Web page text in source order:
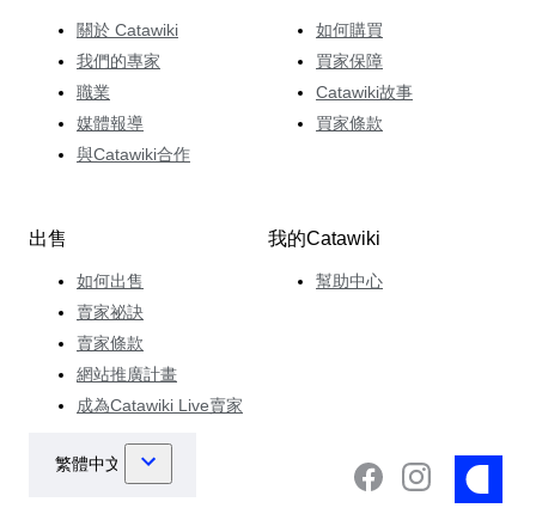
關於 Catawiki
我們的專家
職業
媒體報導
與Catawiki合作
如何購買
買家保障
Catawiki故事
買家條款
出售
如何出售
賣家祕訣
賣家條款
網站推廣計畫
成為Catawiki Live賣家
我的Catawiki
幫助中心